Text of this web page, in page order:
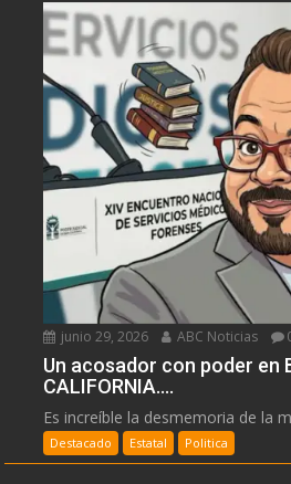
junio 29, 2026 ABC Noticias
Un acosador con poder en
CALIFORNIA….
Es increíble la desmemoria de la
Destacado Estatal Politica